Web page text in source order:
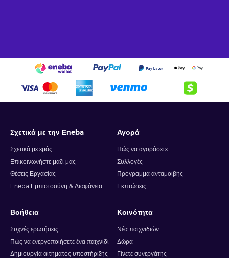
Σχετικά με την Eneba
Σχετικά με εμάς
Επικοινωνήστε μαζί μας
Θέσεις Εργασίας
Eneba Εμπιστοσύνη & Διαφάνεια
Αγορά
Πώς να αγοράσετε
Συλλογές
Πρόγραμμα ανταμοιβής
Εκπτώσεις
Βοήθεια
Συχνές ερωτήσεις
Πώς να ενεργοποιήσετε ένα παιχνίδι
Δημιουργία αιτήματος υποστήριξης
Κοινότητα
Νέα παιχνιδιών
Δώρα
Γίνετε συνεργάτης